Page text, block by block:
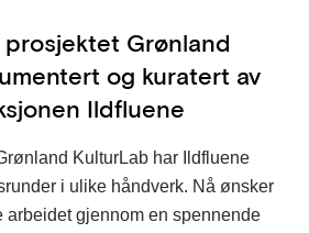
prosjektet Grønland
og kuratert av
Ildfluene
KulturLab har Ildfluene
i ulike håndverk. Nå ønsker
arbeidet gjennom en spennende